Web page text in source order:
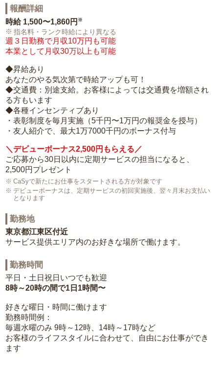
報酬詳細
時給 1,500〜1,860円 ※
指名料・ランク時給により異なる
週３日勤務で月収10万円も可能
本業として月収30万以上も可能
◆昇給あり
あなたのやる気次第で時給アップも可！
◆交通費：別途支給。お客様によっては交通費を増額され
る方もいます
◆各種インセンティブあり
・表彰制度を毎月実施（5千円〜1万円の報奨金を授与）
・友人紹介で、最大1万7000千円のボーナス付与
＼デビューボーナス2,500円もらえる／
ご応募から30日以内に定期サービスの担当になると、
2,500円プレゼント
CaSyで新たにお仕事をスタートされる方が対象です
デビューボーナスは、定期サービスの初回実施後、翌々月末お支払い
となります
勤務地
東京都江東区付近
サービス提供エリア内のお好きな場所で働けます。
勤務時間
平日・土日祝日いつでも歓迎
8時～20時の間で1日1時間〜
好きな曜日・時間に働けます
勤務時間例：
毎週水曜のみ 9時～12時、14時～17時など
お客様のライフスタイルに合わせて、自由にお仕事ができ
ます